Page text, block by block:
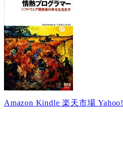
Amazon Kindle楽天市場Yahoo!